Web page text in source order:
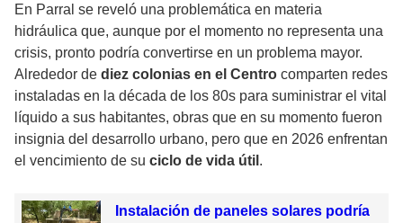
En Parral se reveló una problemática en materia
hidráulica que, aunque por el momento no representa una
crisis, pronto podría convertirse en un problema mayor.
Alrededor de diez colonias en el Centro comparten redes
instaladas en la década de los 80s para suministrar el vital
líquido a sus habitantes, obras que en su momento fueron
insignia del desarrollo urbano, pero que en 2026 enfrentan
el vencimiento de su ciclo de vida útil .
Instalación de paneles solares podría